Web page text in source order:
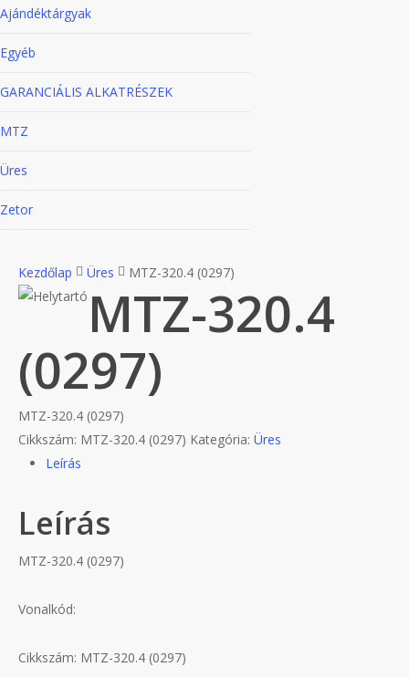
Ajándéktárgyak
Egyéb
GARANCIÁLIS ALKATRÉSZEK
MTZ
Üres
Zetor
Kezdőlap Üres MTZ-320.4 (0297)
MTZ-320.4
(0297)
MTZ-320.4 (0297)
Cikkszám: MTZ-320.4 (0297) Kategória: Üres
Leírás
Leírás
MTZ-320.4 (0297)
Vonalkód:
Cikkszám: MTZ-320.4 (0297)